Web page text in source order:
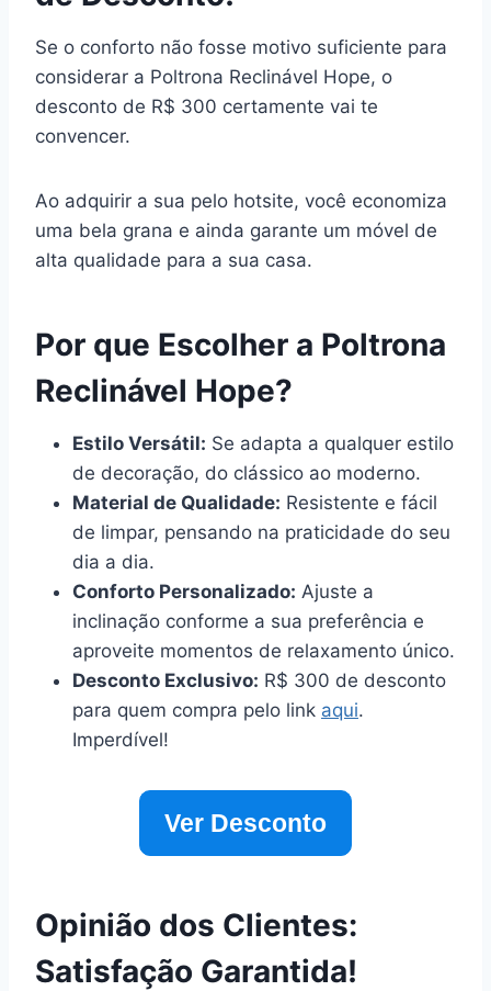
Se o conforto não fosse motivo suficiente para
considerar a Poltrona Reclinável Hope, o
desconto de R$ 300 certamente vai te
convencer.
Ao adquirir a sua pelo hotsite, você economiza
uma bela grana e ainda garante um móvel de
alta qualidade para a sua casa.
Por que Escolher a Poltrona
Reclinável Hope?
Estilo Versátil: Se adapta a qualquer estilo
de decoração, do clássico ao moderno.
Material de Qualidade: Resistente e fácil
de limpar, pensando na praticidade do seu
dia a dia.
Conforto Personalizado: Ajuste a
inclinação conforme a sua preferência e
aproveite momentos de relaxamento único.
Desconto Exclusivo: R$ 300 de desconto
para quem compra pelo link aqui.
Imperdível!
Ver Desconto
Opinião dos Clientes:
Satisfação Garantida!